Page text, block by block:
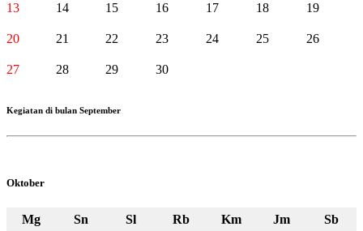
13 14 15 16 17 18 19
20 21 22 23 24 25 26
27 28 29 30
Kegiatan di bulan September
Oktober
Mg Sn Sl Rb Km Jm
Sb